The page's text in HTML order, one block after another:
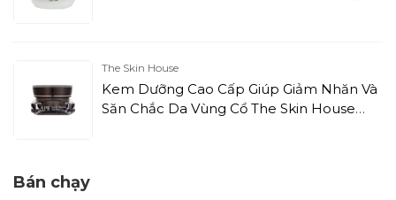
The Skin House
Kem Dưỡng Cao Cấp Giúp Giảm Nhăn Và
Săn Chắc Da Vùng Cổ The Skin House
Bán chạy